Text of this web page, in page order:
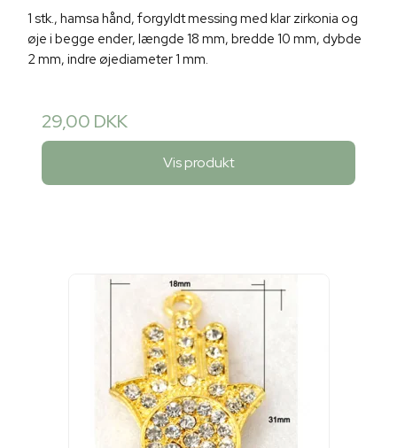
1 stk., hamsa hånd, forgyldt messing med klar zirkonia og
øje i begge ender, længde 18 mm, bredde 10 mm, dybde
2 mm, indre øjediameter 1 mm.
29,00 DKK
Vis produkt